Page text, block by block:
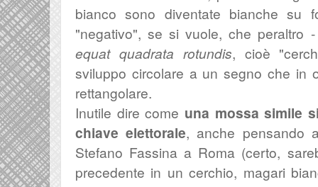
bianco sono diventate bianche su
"negativo", se si vuole, che peraltro
equat quadrata rotundis, cioè
sviluppo circolare a un segno che in
rettangolare.
Inutile dire come una mossa simile
chiave elettorale, anche pensando
Stefano Fassina a Roma (certo,
precedente in un cerchio, magari